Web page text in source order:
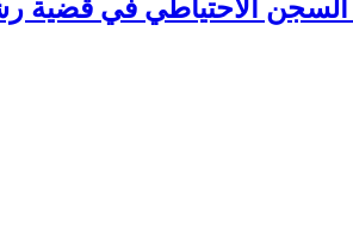
السجن الاحتياطي في قضية